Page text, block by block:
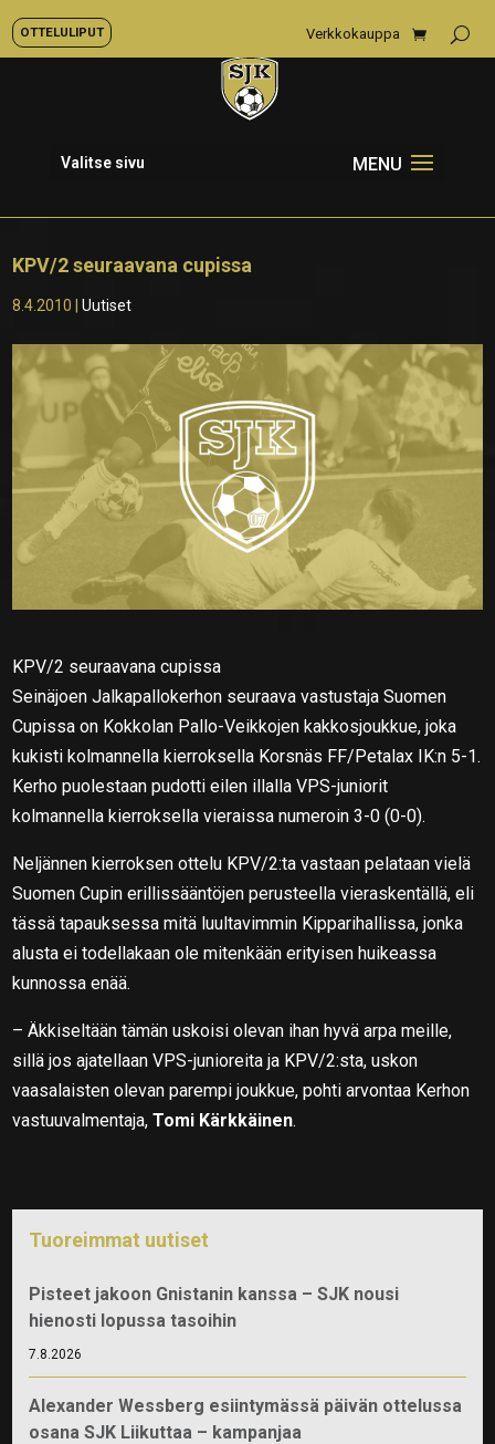
OTTELULIPUT Verkkokauppa
Valitse sivu
KPV/2 seuraavana cupissa
8.4.2010 |Uutiset
KPV/2 seuraavana cupissa
Seinäjoen Jalkapallokerhon seuraava vastustaja Suomen
Cupissa on Kokkolan Pallo-Veikkojen kakkosjoukkue, joka
kukisti kolmannella kierroksella Korsnäs FF/Petalax IK:n 5-1.
Kerho puolestaan pudotti eilen illalla VPS-juniorit
kolmannella kierroksella vieraissa numeroin 3-0 (0-0).
Neljännen kierroksen ottelu KPV/2:ta vastaan pelataan vielä
Suomen Cupin erillissääntöjen perusteella vieraskentällä, eli
tässä tapauksessa mitä luultavimmin Kipparihallissa, jonka
alusta ei todellakaan ole mitenkään erityisen huikeassa
kunnossa enää.
– Äkkiseltään tämän uskoisi olevan ihan hyvä arpa meille,
sillä jos ajatellaan VPS-junioreita ja KPV/2:sta, uskon
vaasalaisten olevan parempi joukkue, pohti arvontaa Kerhon
vastuuvalmentaja,Tomi Kärkkäinen.
Tuoreimmat uutiset
Pisteet jakoon Gnistanin kanssa – SJK nousi
hienosti lopussa tasoihin
7.8.2026
Alexander Wessberg esiintymässä päivän ottelussa
osana SJK Liikuttaa – kampanjaa